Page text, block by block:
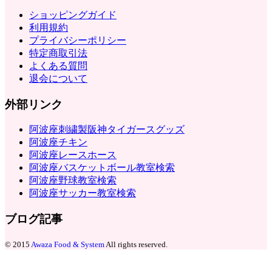
ショッピングガイド
利用規約
プライバシーポリシー
特定商取引法
よくある質問
退会について
外部リンク
阿波座刺繍製阪神タイガースグッズ
阿波座チキン
阿波座レースホース
阿波座バスケットボール教室検索
阿波座野球教室検索
阿波座サッカー教室検索
ブログ記事
© 2015 Awaza Food & System All rights reserved.️